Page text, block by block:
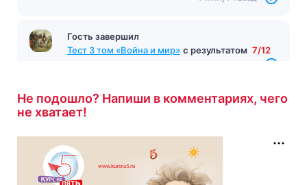
Гость завершил
Тест 3 том «Война и мир» с результатом 7/12
Не подошло? Напиши в комментариях, чего
не хватает!